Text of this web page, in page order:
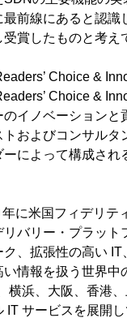
最前線にあると認
賞したものと考え
Choice &
Choice &
のイノベーション
およびコンサル
によって構成され
に米国フィデリテ
バリー・プラッ
ク、拡張性の高い
情報を扱う世界中
横浜、大阪、香港
IT サービスを展開